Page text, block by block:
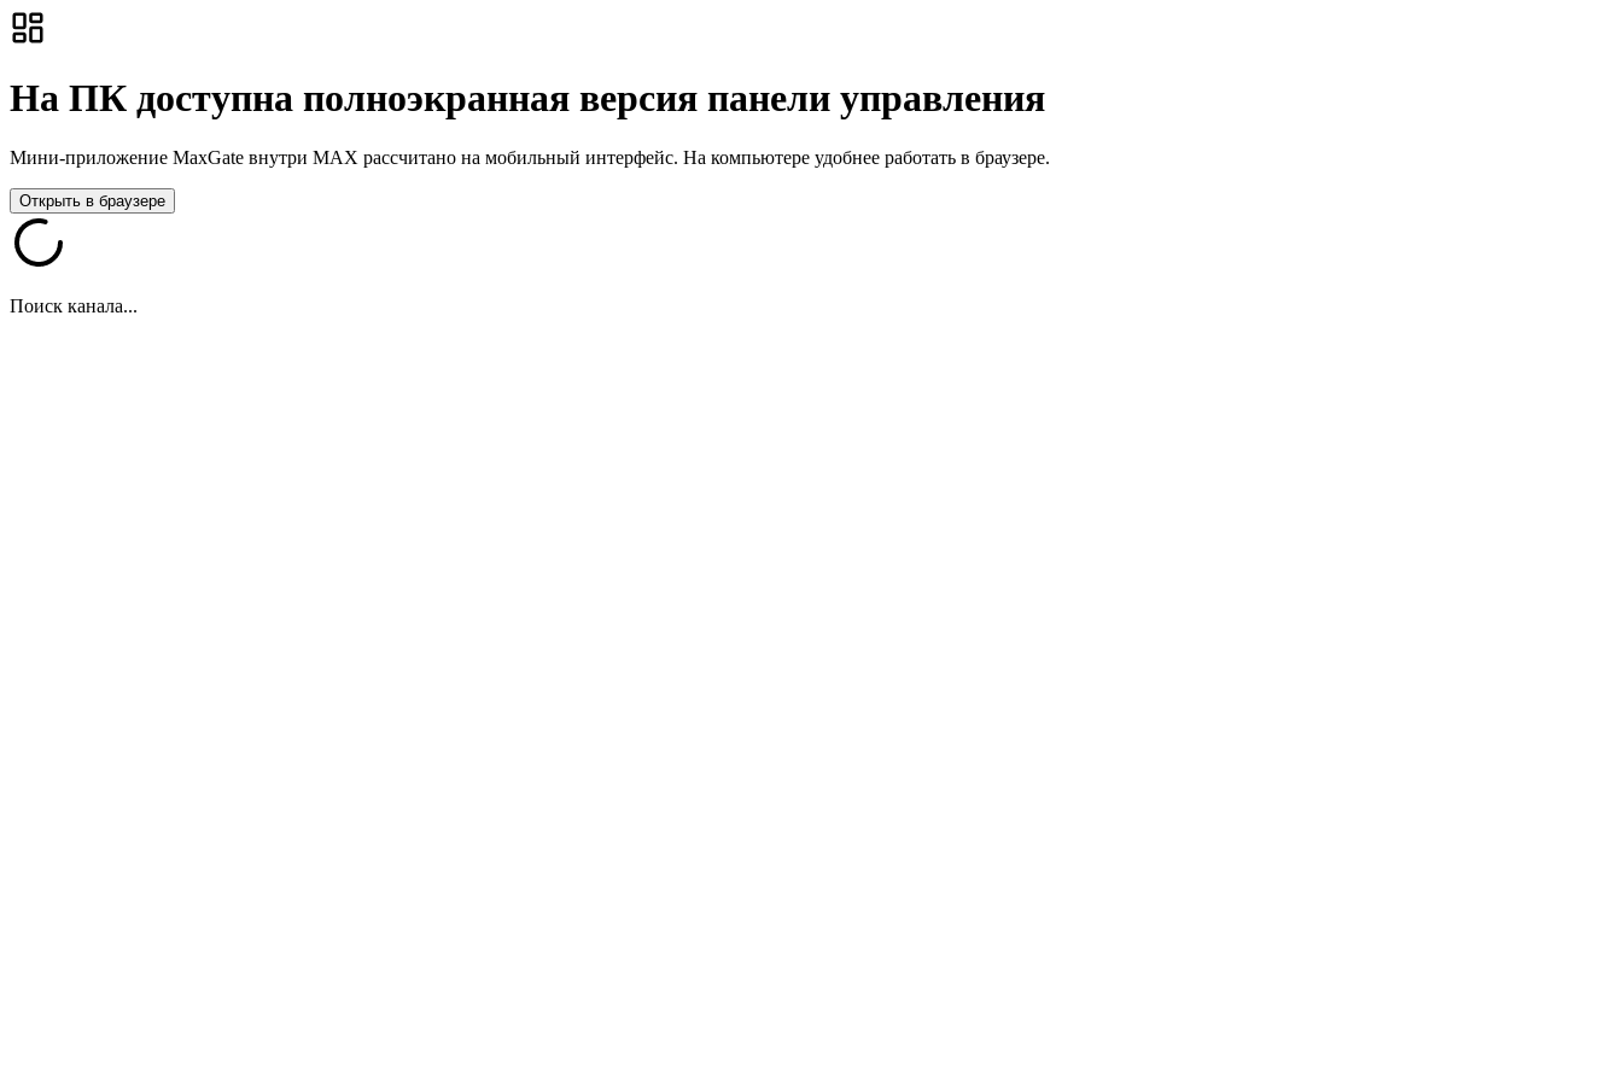
На ПК доступна полноэкранная версия панели управления
Мини-приложение MaxGate внутри MAX рассчитано на мобильный интерфейс. На компьютере удобнее работать в браузере.
Открыть в браузере
Поиск канала...